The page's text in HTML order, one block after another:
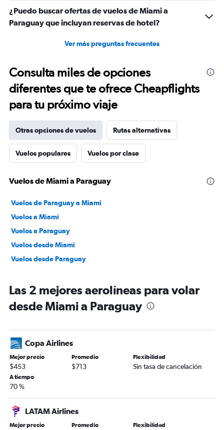
¿Puedo buscar ofertas de vuelos de Miami a
Paraguay que incluyan reservas de hotel?
Ver más preguntas frecuentes
Consulta miles de opciones
diferentes que te ofrece Cheapflights
para tu próximo viaje
Otras opciones de vuelos Rutas alternativas
Vuelos populares Vuelos por clase
Vuelos de Miami a Paraguay
Vuelos de Paraguay a Miami
Vuelos a Miami
Vuelos a Paraguay
Vuelos desde Miami
Vuelos desde Paraguay
Las 2 mejores aerolíneas para volar
desde Miami a Paraguay
Copa Airlines
Mejor precio
$453
Promedio
$713
Flexibilidad
Sin tasa de cancelación
A tiempo
70 %
LATAM Airlines
Mejor precio Promedio Flexibilidad